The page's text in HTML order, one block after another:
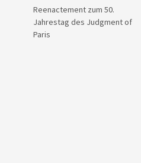
Reenactement zum 50.
Jahrestag des Judgment of
Paris